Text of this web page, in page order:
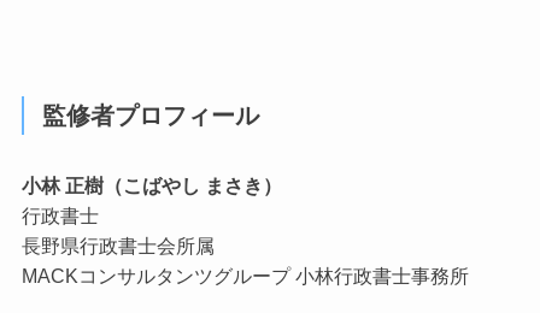
監修者プロフィール
小林 正樹（こばやし まさき）
行政書士
長野県行政書士会所属
MACKコンサルタンツグループ 小林行政書士事務所